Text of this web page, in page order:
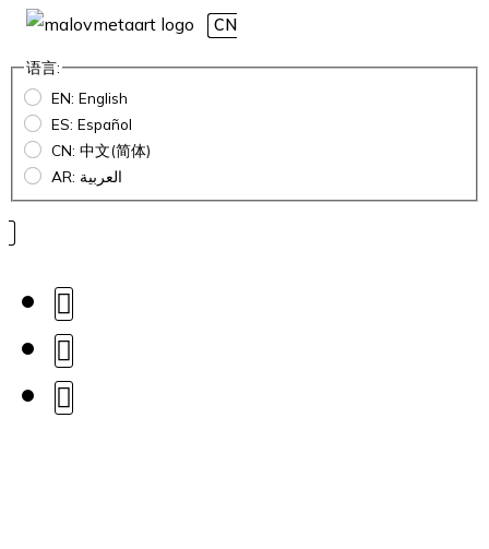
CN
语言:
EN: English
ES: Español
CN: 中文(简体)
AR: العربية